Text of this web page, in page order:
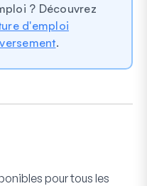
? Découvrez
d'emploi
.
pour tous les